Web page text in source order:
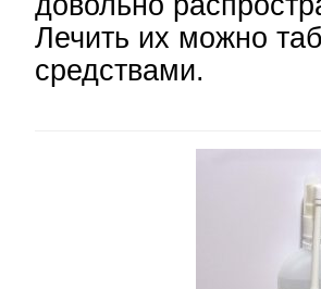
Лечить их можно
средствами.